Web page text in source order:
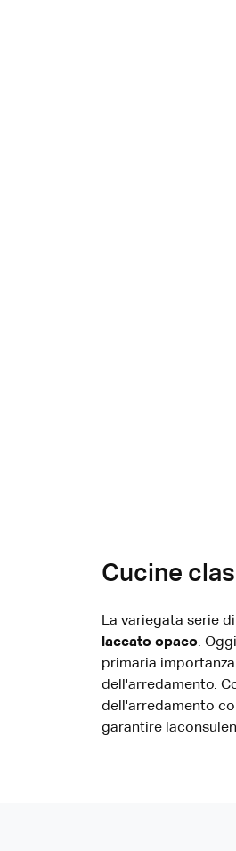
Cucine
La variegata serie
laccato opaco.
primaria
dell'arredamento.
dell'arredamento
garantire